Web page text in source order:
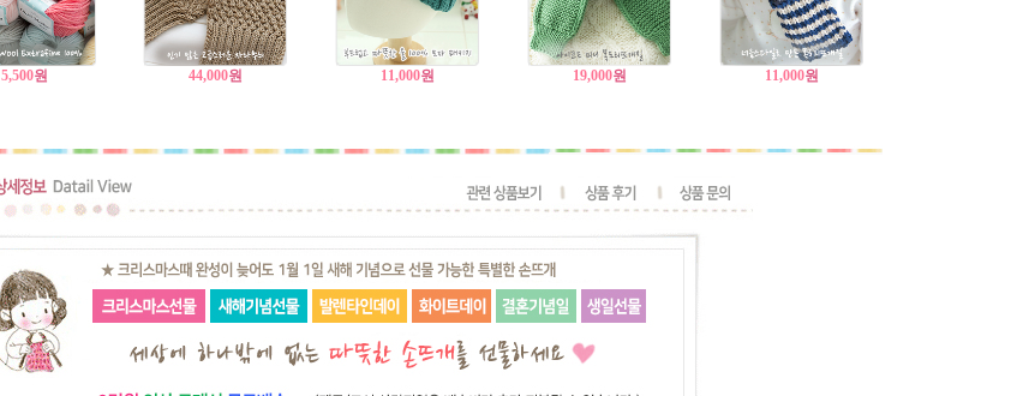
5,500원 44,000원 11,000원 19,000원 11,000원